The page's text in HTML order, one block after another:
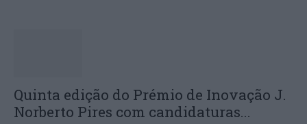
Quinta edição do Prémio de Inovação J.
Norberto Pires com candidaturas...